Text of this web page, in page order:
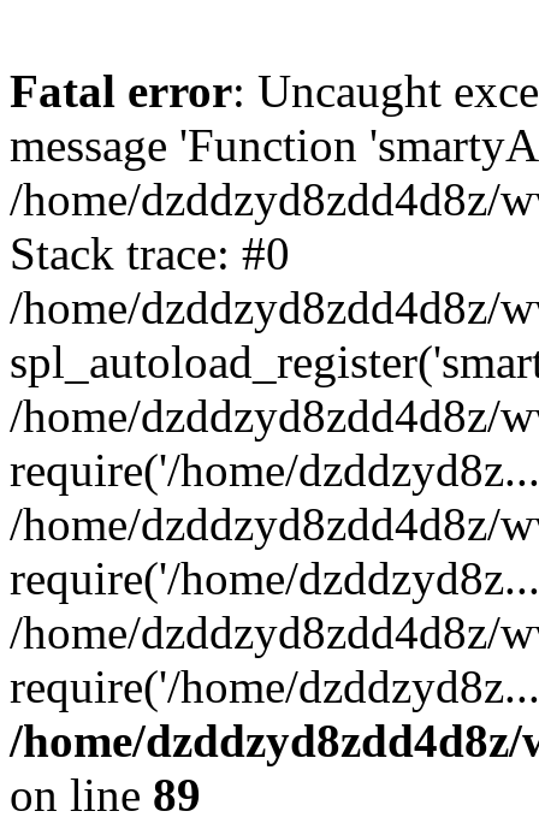
Fatal error: Uncaught
message 'Function
/home/dzddzyd8zdd4d8z/
Stack trace: #0
/home/dzddzyd8zdd4d8z/
/home/dzddzyd8zdd4d8z/
require('/home/
/home/dzddzyd8zdd4d8z/
require('/home/
/home/dzddzyd8zdd4d8z/
require('/home/
/home/
on line 89